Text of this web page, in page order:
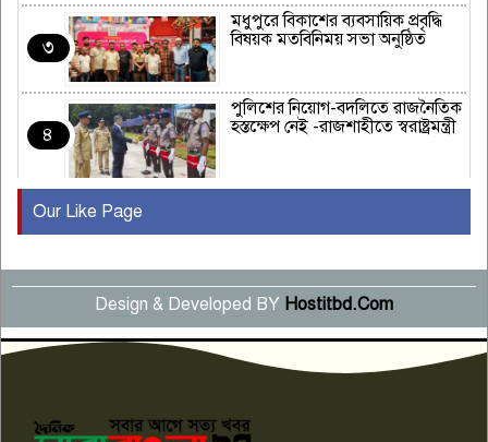
৩
মধুপুরে বিকাশের ব্যবসায়িক প্রবৃদ্ধি
বিষয়ক মতবিনিময় সভা অনুষ্ঠিত
৪
পুলিশের নিয়োগ-বদলিতে রাজনৈতিক
হস্তক্ষেপ নেই -রাজশাহীতে স্বরাষ্ট্রমন্ত্রী
৫
বছর পূর্তি উদযাপন
৬
সংবাদ সম্মেলনে অভিযোগ অস্বীকার
উদ্দেশ্য প্রণোদিত সংবাদ প্রকাশের
প্রতিবাদ নাজির হাসানের
কেটে ঘরে ঢুকে স্কুল শিক্ষিকাকে হত্যা
Our Like Page
Design & Developed BY Hostitbd.Com